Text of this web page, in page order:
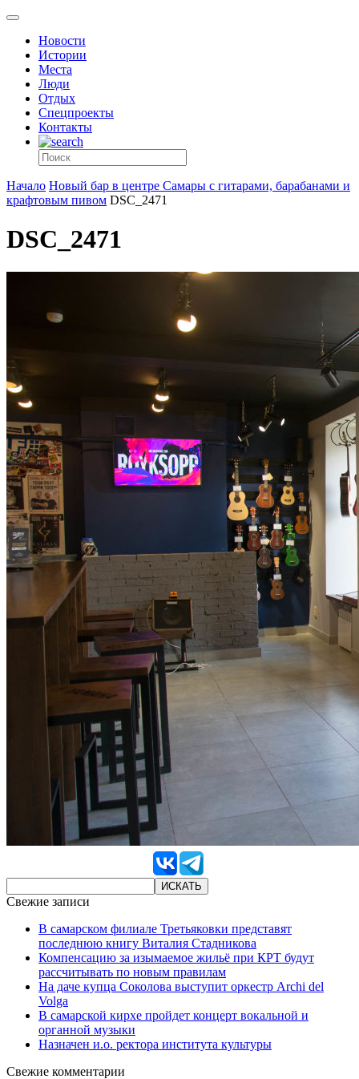
Новости
Истории
Места
Люди
Отдых
Спецпроекты
Контакты
Начало Новый бар в центре Самары с гитарами, барабанами и
крафтовым пивом DSC_2471
DSC_2471
Свежие записи
В самарском филиале Третьяковки представят
последнюю книгу Виталия Стадникова
Компенсацию за изымаемое жильё при КРТ будут
рассчитывать по новым правилам
На даче купца Соколова выступит оркестр Archi del
Volga
В самарской кирхе пройдет концерт вокальной и
органной музыки
Назначен и.о. ректора института культуры
Свежие комментарии